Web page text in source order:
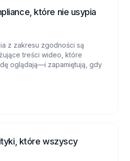
które nie usypia
z zakresu zgodności są
treści wideo, które
oglądają—i zapamiętują, gdy
które wszyscy